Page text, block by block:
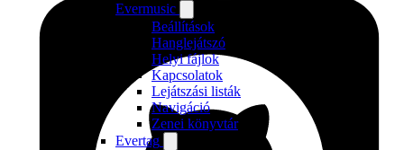
Evermusic
Beállítások
Hanglejátszó
Helyi fájlok
Kapcsolatok
Lejátszási listák
Navigáció
Zenei könyvtár
Evertag